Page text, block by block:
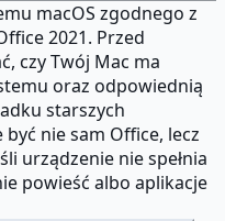
macOS zgodnego z
2021. Przed
czy Twój Mac ma
oraz odpowiednią
starszych
nie sam Office, lecz
urządzenie nie spełnia
powieść albo aplikacje